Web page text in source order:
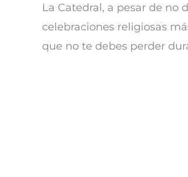
La Catedral, a pesar de no
celebraciones religiosas
que no te debes perder